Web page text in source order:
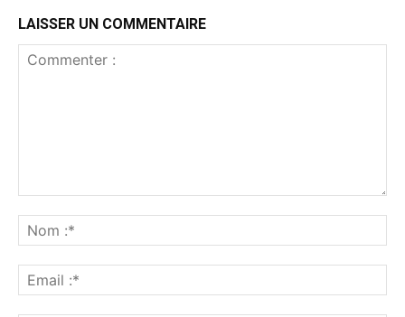
LAISSER UN COMMENTAIRE